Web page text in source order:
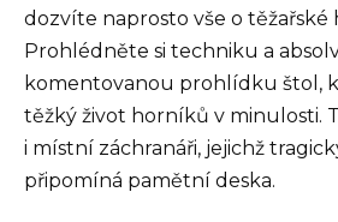
dozvíte naprosto vše o těžařské
Prohlédněte si techniku a
komentovanou prohlídku štol,
těžký život horníků v minulosti.
i místní záchranáři, jejichž
připomíná pamětní deska.